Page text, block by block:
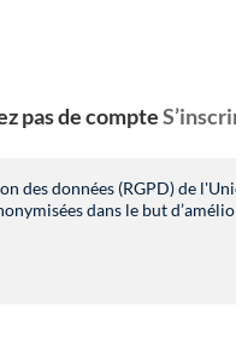
données (RGPD) de
dans le but
pas de compte